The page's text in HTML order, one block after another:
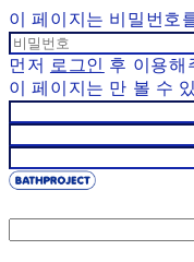
이 페이지는 비밀번호
먼저 로그인 후 이용해
이 페이지는 만 볼 수